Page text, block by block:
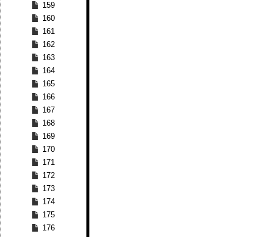
159
160
161
162
163
164
165
166
167
168
169
170
171
172
173
174
175
176